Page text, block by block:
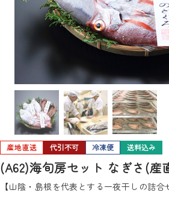
産地直送 代引不可 冷凍便 送料込み
(A62)海旬房セット なぎさ(産
【山陰・島根を代表とする一夜干しの詰合